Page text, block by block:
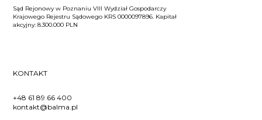
Sąd Rejonowy w Poznaniu VIII Wydział Gospodarczy
Krajowego Rejestru Sądowego KRS 0000097896. Kapitał
akcyjny: 8.300.000 PLN
KONTAKT
+48 61 89 66 400
kontakt@balma.pl